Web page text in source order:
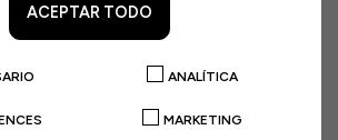
ACEPTAR TODO
ANALÍTICA
MARKETING